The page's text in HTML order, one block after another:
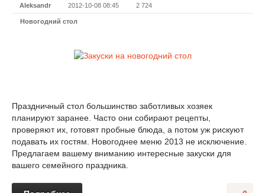
Aleksandr 2012-10-08 08:45 2 724
Новогодний стол
Праздничный стол большинство заботливых хозяек
планируют заранее. Часто они собирают рецепты,
проверяют их, готовят пробные блюда, а потом уж рискуют
подавать их гостям. Новогоднее меню 2013 не исключение.
Предлагаем вашему вниманию интересные закуски для
вашего семейного праздника.